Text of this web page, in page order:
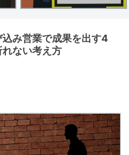
込み営業で成果を出す4
ない考え方